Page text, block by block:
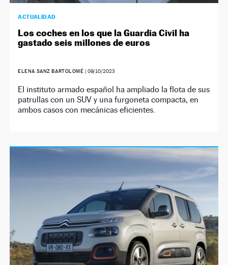
ACTUALIDAD
Los coches en los que la Guardia Civil ha
gastado seis millones de euros
ELENA SANZ BARTOLOMÉ | 09/10/2023
El instituto armado español ha ampliado la flota de sus
patrullas con un SUV y una furgoneta compacta, en
ambos casos con mecánicas eficientes.